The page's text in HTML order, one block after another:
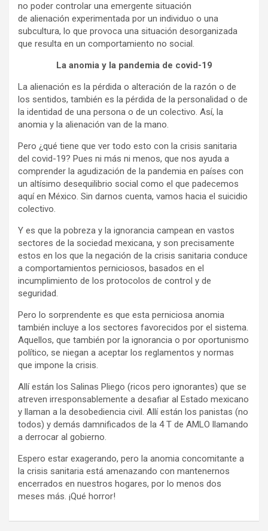
no poder controlar una emergente situación
de alienación experimentada por un individuo o una
subcultura, lo que provoca una situación desorganizada
que resulta en un comportamiento no social.
La anomia y la pandemia de covid-19
La alienación es la pérdida o alteración de la razón o de
los sentidos, también es la pérdida de la personalidad o de
la identidad de una persona o de un colectivo. Así, la
anomia y la alienación van de la mano.
Pero ¿qué tiene que ver todo esto con la crisis sanitaria
del covid-19? Pues ni más ni menos, que nos ayuda a
comprender la agudización de la pandemia en países con
un altísimo desequilibrio social como el que padecemos
aquí en México. Sin darnos cuenta, vamos hacia el suicidio
colectivo.
Y es que la pobreza y la ignorancia campean en vastos
sectores de la sociedad mexicana, y son precisamente
estos en los que la negación de la crisis sanitaria conduce
a comportamientos perniciosos, basados en el
incumplimiento de los protocolos de control y de
seguridad.
Pero lo sorprendente es que esta perniciosa anomia
también incluye a los sectores favorecidos por el sistema.
Aquellos, que también por la ignorancia o por oportunismo
político, se niegan a aceptar los reglamentos y normas
que impone la crisis.
Allí están los Salinas Pliego (ricos pero ignorantes) que se
atreven irresponsablemente a desafiar al Estado mexicano
y llaman a la desobediencia civil. Allí están los panistas (no
todos) y demás damnificados de la 4 T de AMLO llamando
a derrocar al gobierno.
Espero estar exagerando, pero la anomia concomitante a
la crisis sanitaria está amenazando con mantenernos
encerrados en nuestros hogares, por lo menos dos
meses más. ¡Qué horror!